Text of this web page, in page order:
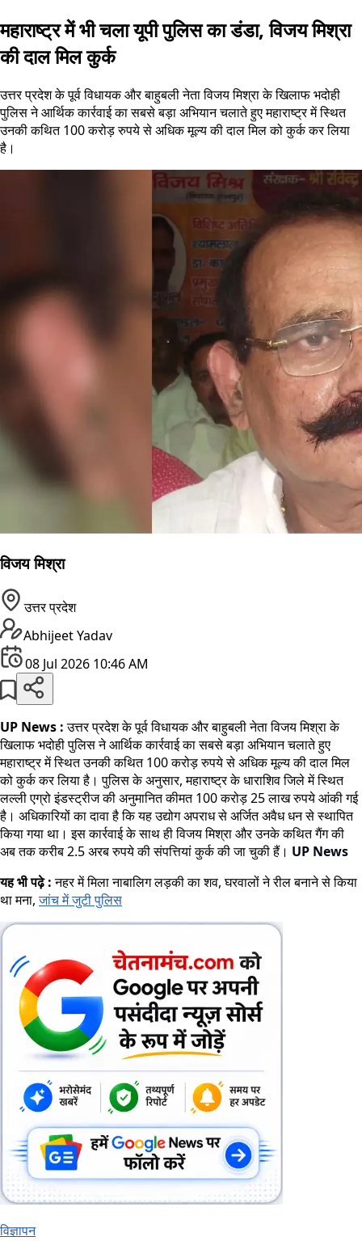
महाराष्ट्र में भी चला यूपी पुलिस का डंडा, विजय मिश्रा
की दाल मिल कुर्क
उत्तर प्रदेश के पूर्व विधायक और बाहुबली नेता विजय मिश्रा के खिलाफ भदोही
पुलिस ने आर्थिक कार्रवाई का सबसे बड़ा अभियान चलाते हुए महाराष्ट्र में स्थित
उनकी कथित 100 करोड़ रुपये से अधिक मूल्य की दाल मिल को कुर्क कर लिया
है।
विजय मिश्रा
उत्तर प्रदेश
Abhijeet Yadav
08 Jul 2026 10:46 AM
UP News :उत्तर प्रदेश के पूर्व विधायक और बाहुबली नेता विजय मिश्रा के
खिलाफ भदोही पुलिस ने आर्थिक कार्रवाई का सबसे बड़ा अभियान चलाते हुए
महाराष्ट्र में स्थित उनकी कथित 100 करोड़ रुपये से अधिक मूल्य की दाल मिल
को कुर्क कर लिया है। पुलिस के अनुसार, महाराष्ट्र के धाराशिव जिले में स्थित
लल्ली एग्रो इंडस्ट्रीज की अनुमानित कीमत 100 करोड़ 25 लाख रुपये आंकी गई
है। अधिकारियों का दावा है कि यह उद्योग अपराध से अर्जित अवैध धन से स्थापित
किया गया था। इस कार्रवाई के साथ ही विजय मिश्रा और उनके कथित गैंग की
अब तक करीब 2.5 अरब रुपये की संपत्तियां कुर्क की जा चुकी हैं। UP News
यह भी पढ़े :नहर में मिला नाबालिग लड़की का शव, घरवालों ने रील बनाने से किया
था मना,जांच में जुटी पुलिस
विज्ञापन